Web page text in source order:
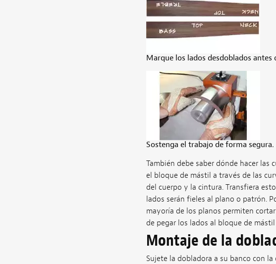
Marque los lados desdoblados antes
Sostenga el trabajo de forma segura.
También debe saber dónde hacer las
el bloque de mástil a través de las
del cuerpo y la cintura. Transfiera
lados serán fieles al plano o patrón.
mayoría de los planos permiten
de pegar los lados al bloque de
Montaje de la
Sujete la dobladora a su banco con